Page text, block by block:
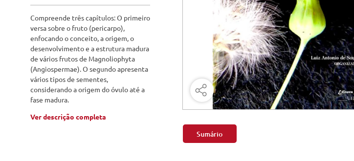
Pavimentação
Saneamento
Engenharia Metalúrgica
Entretenimento e Cultura
Exatas e Energia
Geociências
Compreende três capítulos: O primeiro
versa sobre o fruto (pericarpo),
enfocando o conceito, a origem, o
desenvolvimento e a estrutura madura
de vários frutos de Magnoliophyta
(Angiospermae). O segundo apresenta
vários tipos de sementes,
considerando a origem do óvulo até a
fase madura.
Ver descrição completa
Sumário